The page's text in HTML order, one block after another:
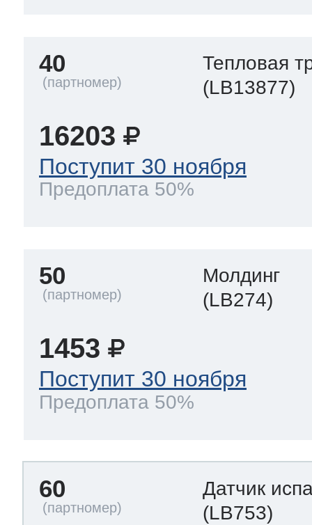
40
Тепловая
(LB13877)
16203
Поступит 30 ноября
Предоплата 50%
50
Молдинг
(LB274)
1453
Поступит 30 ноября
Предоплата 50%
60
Датчик
(LB753)